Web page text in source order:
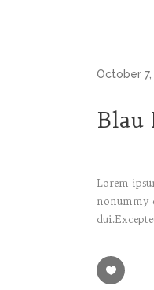
October 7,
Blau
Lorem
nonummy